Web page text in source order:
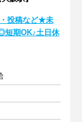
・投稿など★未
短期OK♪土日休